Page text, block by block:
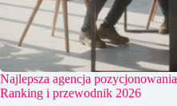
Najlepsza agencja
Ranking i przewodnik 2026